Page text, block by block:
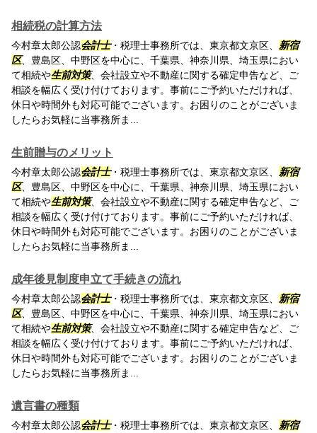
相続税の計算方法
今村章太郎公認会計士・税理士事務所では、東京都文京区、 新宿
区、豊島区、中野区を中心に、千葉県、神奈川県、埼玉県におい
て相続や生前対策、会社設立や不動産に関する確定申告など、ご
相談を幅広く受け付けております。事前にご予約いただければ、
休日や時間外も対応可能でございます。お困りのことがございま
したらお気軽に当事務所ま...
生前贈与のメリット
今村章太郎公認会計士・税理士事務所では、東京都文京区、 新宿
区、豊島区、中野区を中心に、千葉県、神奈川県、埼玉県におい
て相続や生前対策、会社設立や不動産に関する確定申告など、ご
相談を幅広く受け付けております。事前にご予約いただければ、
休日や時間外も対応可能でございます。お困りのことがございま
したらお気軽に当事務所ま...
成年後見制度申立て手続きの流れ
今村章太郎公認会計士・税理士事務所では、東京都文京区、 新宿
区、豊島区、中野区を中心に、千葉県、神奈川県、埼玉県におい
て相続や生前対策、会社設立や不動産に関する確定申告など、ご
相談を幅広く受け付けております。事前にご予約いただければ、
休日や時間外も対応可能でございます。お困りのことがございま
したらお気軽に当事務所ま...
遺言書の種類
今村章太郎公認会計士・税理士事務所では、東京都文京区、 新宿